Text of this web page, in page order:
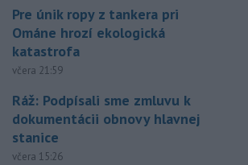
Pre únik ropy z tankera pri
Ománe hrozí ekologická
katastrofa
včera 21:59
Ráž: Podpísali sme zmluvu k
dokumentácii obnovy hlavnej
stanice
včera 15:26